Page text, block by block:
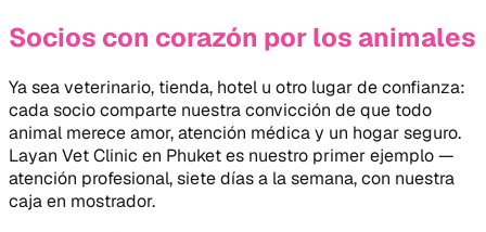
Socios con corazón por los animales
Ya sea veterinario, tienda, hotel u otro lugar de confianza:
cada socio comparte nuestra convicción de que todo
animal merece amor, atención médica y un hogar seguro.
Layan Vet Clinic en Phuket es nuestro primer ejemplo —
atención profesional, siete días a la semana, con nuestra
caja en mostrador.